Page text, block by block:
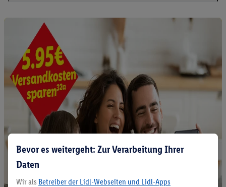
Bevor es weitergeht: Zur Verarbeitung Ihrer
Daten
Wir als Betreiber der Lidl-Webseiten und Lidl-Apps